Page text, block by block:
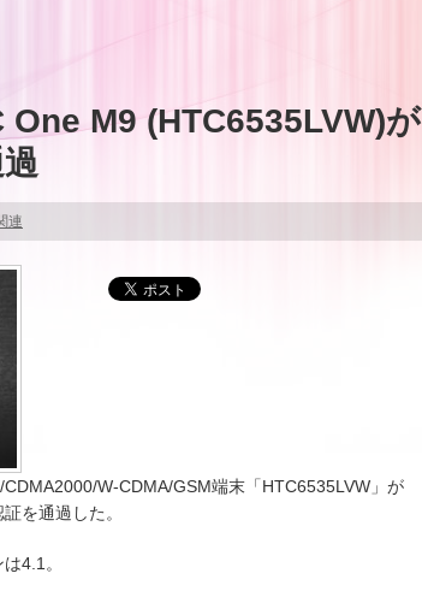
M9 (HTC6535LVW)が
連
W-CDMA/GSM端末「HTC6535LVW」が
を通過した。
4.1。